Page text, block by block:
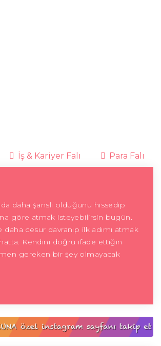
İş & Kariyer Falı Para Falı
daha şanslı olduğunu hissedip
göre atmak isteyebilirsin bugün.
daha cesur davranıp ilk adımı atmak
Kendini doğru ifade ettiğin
gereken bir şey olmayacak